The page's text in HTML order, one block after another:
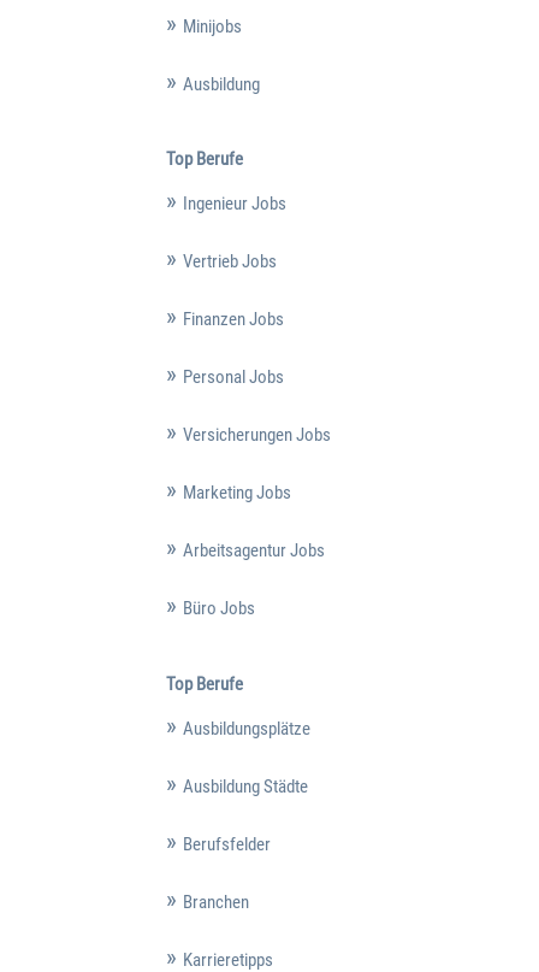
Minijobs
Ausbildung
Top Berufe
Ingenieur Jobs
Vertrieb Jobs
Finanzen Jobs
Personal Jobs
Versicherungen Jobs
Marketing Jobs
Arbeitsagentur Jobs
Büro Jobs
Top Berufe
Ausbildungsplätze
Ausbildung Städte
Berufsfelder
Branchen
Karrieretipps